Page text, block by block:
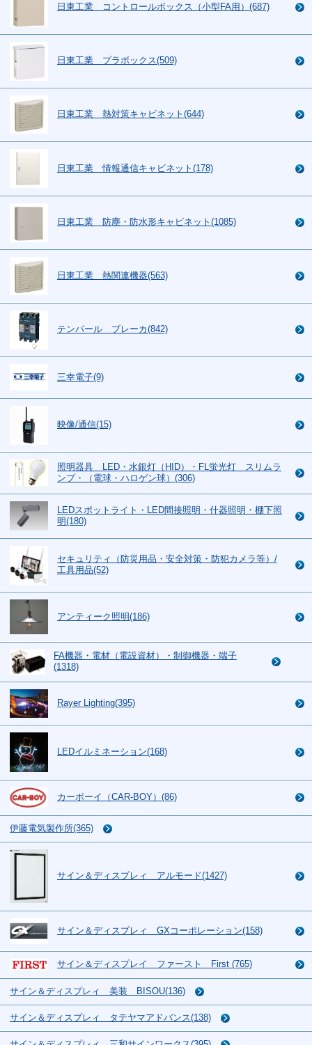
日東工業 コントロールボックス（小型FA用）(687)
日東工業 プラボックス(509)
日東工業 熱対策キャビネット(644)
日東工業 情報通信キャビネット(178)
日東工業 防塵・防水形キャビネット(1085)
日東工業 熱関連機器(563)
テンパール ブレーカ(842)
三幸電子(9)
映像/通信(15)
照明器具 LED・水銀灯（HID）・FL蛍光灯 スリムラ
ンプ・（電球・ハロゲン球）(306)
LEDスポットライト・LED間接照明・什器照明・棚下照
明(180)
セキュリティ（防災用品・安全対策・防犯カメラ等）/
工具用品(52)
アンティーク照明(186)
FA機器・電材（電設資材）・制御機器・端子
(1318)
Rayer Lighting(395)
LEDイルミネーション(168)
カーボーイ（CAR-BOY）(86)
伊藤電気製作所(365)
サイン＆ディスプレィ アルモード(1427)
サイン＆ディスプレィ GXコーポレーション(158)
サイン＆ディスプレイ ファースト First (765)
サイン＆ディスプレィ 美装 BISOU(136)
サイン＆ディスプレィ タテヤマアドバンス(138)